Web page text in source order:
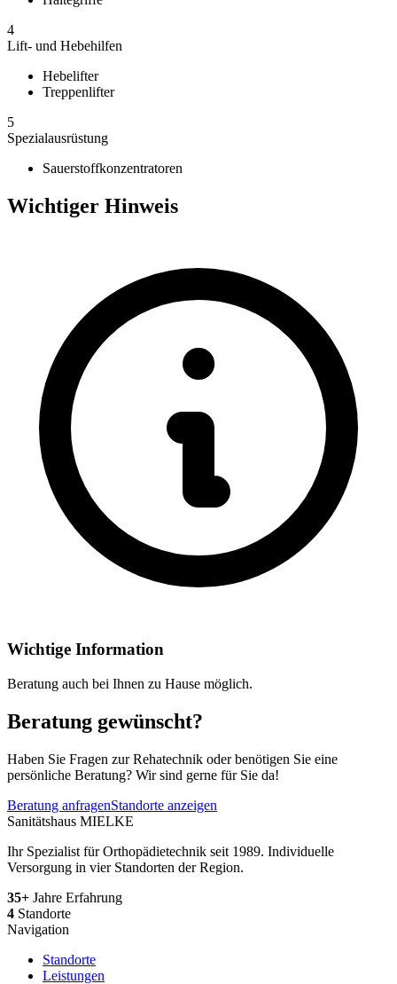
4
Lift- und Hebehilfen
Hebelifter
Treppenlifter
5
Spezialausrüstung
Sauerstoffkonzentratoren
Wichtiger Hinweis
Wichtige Information
Beratung auch bei Ihnen zu Hause möglich.
Beratung gewünscht?
Haben Sie Fragen zur Rehatechnik oder benötigen Sie eine
persönliche Beratung? Wir sind gerne für Sie da!
Beratung anfragenStandorte anzeigen
Sanitätshaus MIELKE
Ihr Spezialist für Orthopädietechnik seit 1989. Individuelle
Versorgung in vier Standorten der Region.
35+ Jahre Erfahrung
4 Standorte
Navigation
Standorte
Leistungen